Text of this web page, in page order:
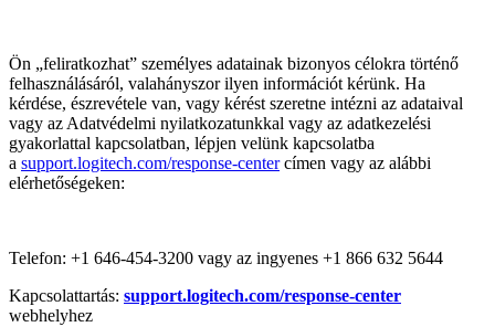
Ön „feliratkozhat” személyes adatainak bizonyos célokra történő
felhasználásáról, valahányszor ilyen információt kérünk. Ha
kérdése, észrevétele van, vagy kérést szeretne intézni az adataival
vagy az Adatvédelmi nyilatkozatunkkal vagy az adatkezelési
gyakorlattal kapcsolatban, lépjen velünk kapcsolatba
a support.logitech.com/response-centercímen vagy az alábbi
elérhetőségeken:
Telefon: +1 646-454-3200 vagy az ingyenes +1 866 632 5644
Kapcsolattartás: support.logitech.com/response-center
webhelyhez